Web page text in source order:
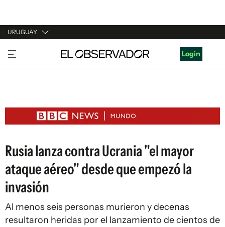
URUGUAY
URUGUAY
ARGENTINA
ESTADOS UNIDOS
Login
Rusia lanza contra Ucrania "el mayor
ataque aéreo" desde que empezó la
invasión
Al menos seis personas murieron y decenas
resultaron heridas por el lanzamiento de cientos de